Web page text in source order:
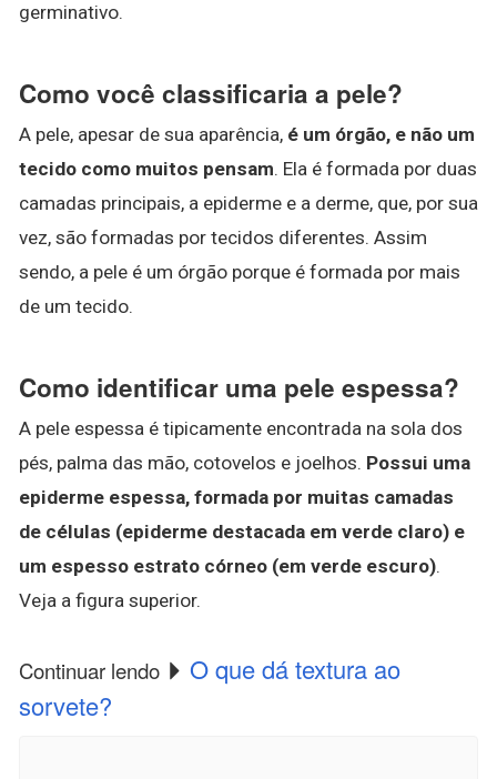
germinativo.
Como você classificaria a pele?
A pele, apesar de sua aparência, é um órgão, e não um
tecido como muitos pensam. Ela é formada por duas
camadas principais, a epiderme e a derme, que, por sua
vez, são formadas por tecidos diferentes. Assim
sendo, a pele é um órgão porque é formada por mais
de um tecido.
Como identificar uma pele espessa?
A pele espessa é tipicamente encontrada na sola dos
pés, palma das mão, cotovelos e joelhos. Possui uma
epiderme espessa, formada por muitas camadas
de células (epiderme destacada em verde claro) e
um espesso estrato córneo (em verde escuro).
Veja a figura superior.
Continuar lendo
O que dá textura ao
sorvete?